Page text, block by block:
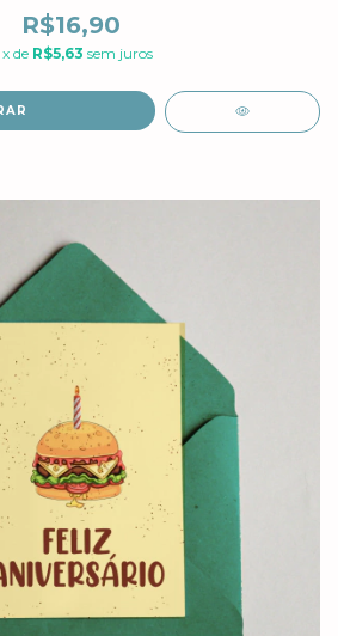
R$16,90
x de R$5,63 sem juros